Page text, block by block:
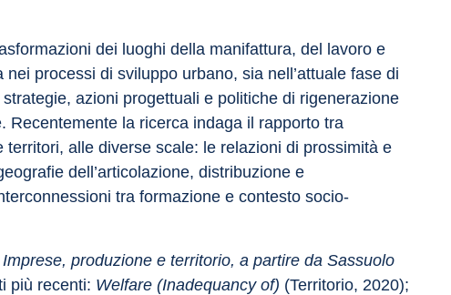
dei luoghi della manifattura, del lavoro e
processi di sviluppo urbano, sia nell’attuale fase di
azioni progettuali e politiche di rigenerazione
Recentemente la ricerca indaga il rapporto tra
alle diverse scale: le relazioni di prossimità e
dell’articolazione, distribuzione e
tra formazione e contesto socio-
produzione e territorio, a partire da Sassuolo
più recenti: Welfare (Inadequancy of) (Territorio, 2020);